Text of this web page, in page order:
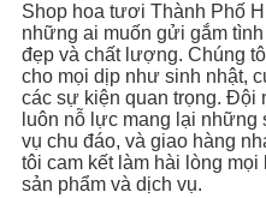
Shop hoa tươi Thành Phố
những ai muốn gửi gắm
đẹp và chất lượng. Chúng
cho mọi dịp như sinh nhật,
các sự kiện quan trọng. Đội
luôn nỗ lực mang lại
vụ chu đáo, và giao hàng
tôi cam kết làm hài lòng
sản phẩm và dịch vụ.